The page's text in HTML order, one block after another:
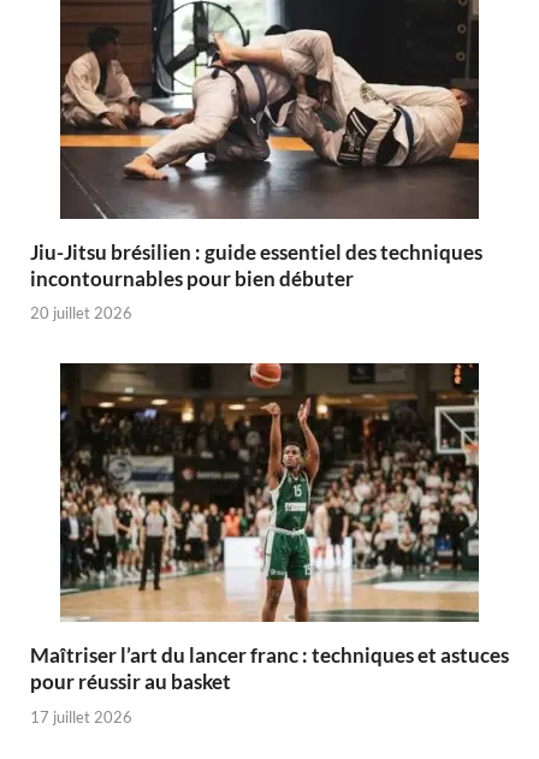
Jiu-Jitsu brésilien : guide essentiel des techniques
incontournables pour bien débuter
20 juillet 2026
Maîtriser l’art du lancer franc : techniques et astuces
pour réussir au basket
17 juillet 2026